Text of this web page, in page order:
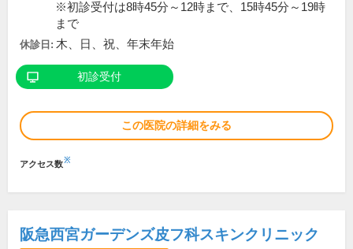
※初診受付は8時45分～12時まで、15時45分～19時
まで
休診日: 木、日、祝、年末年始
初診受付
この医院の詳細をみる
アクセス数※
阪急西宮ガーデンズ皮フ科スキンクリニック